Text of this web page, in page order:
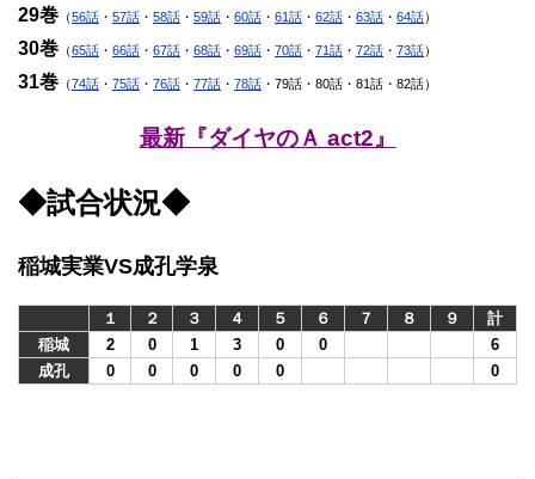
29巻 （56話 ・ 57話 ・ 58話 ・ 59話 ・ 60話 ・ 61話 ・ 62話 ・ 63話 ・ 64話）
30巻 （65話 ・ 66話 ・ 67話 ・ 68話 ・ 69話 ・ 70話 ・ 71話 ・ 72話 ・ 73話）
31巻 （74話 ・ 75話 ・ 76話 ・ 77話 ・ 78話 ・79話・80話・81話・82話）
最新『ダイヤのＡ act2』
◆試合状況◆
稲城実業VS成孔学泉
１ ２ ３ ４ ５ ６ ７ ８ ９
計
稲城
2 0 1 3 0 0
6
成孔
0 0 0 0 0 0